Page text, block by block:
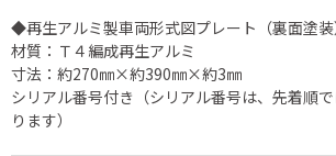
◆再生アルミ製車両形式図プレート（裏面塗
材質：Ｔ４編成再生アルミ
寸法：約270㎜×約390㎜×約3㎜
シリアル番号付き（シリアル番号は、先着順
ります）